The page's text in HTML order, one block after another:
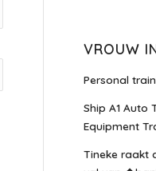
VROUW
Personal
Ship A1 Auto
Equipment
Tineke raakt